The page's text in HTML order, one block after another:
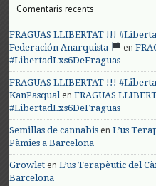
Comentaris recents
FRAGUAS LLIBERTAT !!!
Federación Anarquista
en
#LibertadLxs6DeFraguas
FRAGUAS LLIBERTAT !!!
KanPasqualenFRAGUAS
#LibertadLxs6DeFraguas
Semillas de cannabis enL’us
Pàmies a Barcelona
Growlet enL’us Terapèutic del
Barcelona